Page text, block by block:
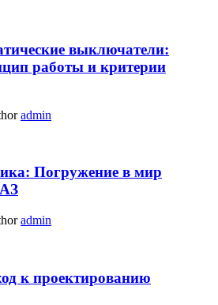
выключатели:
работы и критерии
admin
Погружение в мир
admin
к проектированию